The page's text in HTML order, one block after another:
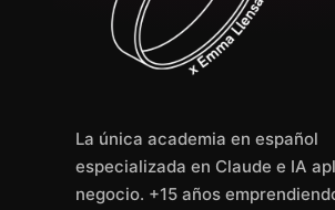
La única academia en español
especializada en Claude e IA
negocio. +15 años